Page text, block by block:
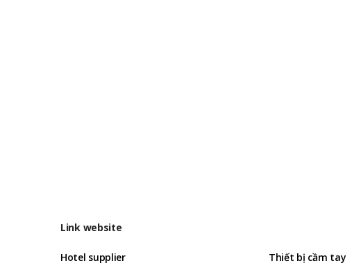
Link website
Hotel supplier Thiết bị cầm tay